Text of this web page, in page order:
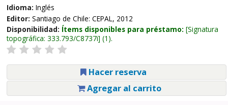
Idioma: Inglés
Editor: Santiago de Chile: CEPAL, 2012
Disponibilidad: Ítems disponibles para préstamo: Signatura
topográfica: 333.793/C8737i (1).
Hacer reserva
Agregar al carrito